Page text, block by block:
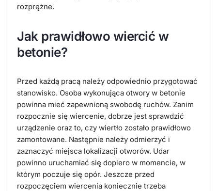
rozprężne.
Jak prawidłowo wiercić w
betonie?
Przed każdą pracą należy odpowiednio przygotować
stanowisko. Osoba wykonująca otwory w betonie
powinna mieć zapewnioną swobodę ruchów. Zanim
rozpocznie się wiercenie, dobrze jest sprawdzić
urządzenie oraz to, czy wiertło zostało prawidłowo
zamontowane. Następnie należy odmierzyć i
zaznaczyć miejsca lokalizacji otworów. Udar
powinno uruchamiać się dopiero w momencie, w
którym poczuje się opór. Jeszcze przed
rozpoczęciem wiercenia koniecznie trzeba